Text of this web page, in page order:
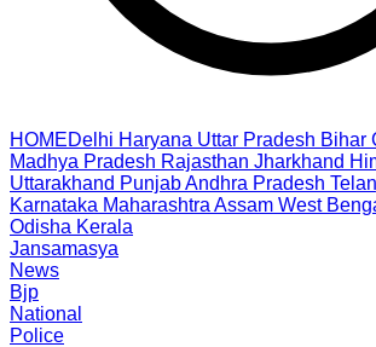
HOMEDelhi Haryana Uttar Pradesh Bihar
Madhya Pradesh Rajasthan Jharkhand
Uttarakhand PunjabAndhra Pradesh
Karnataka Maharashtra Assam West
Odisha Kerala
Jansamasya
News
Bjp
National
Police